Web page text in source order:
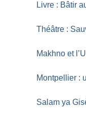
Livre : Bâtir
Théâtre :
Makhno et
Montpellier :
Salam ya